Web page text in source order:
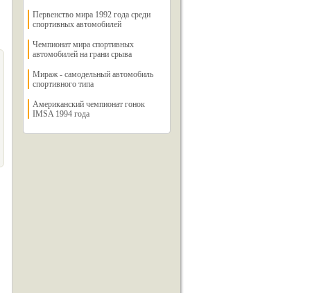
Первенство мира 1992 года среди
спортивных автомобилей
Чемпионат мира спортивных
автомобилей на грани срыва
Мираж - самодельный автомобиль
спортивного типа
Американский чемпионат гонок
IMSA 1994 года